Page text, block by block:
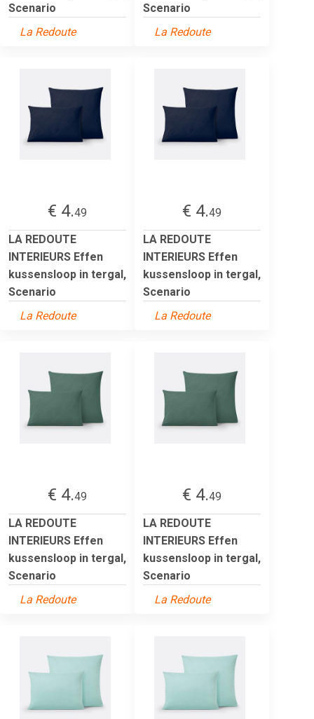
Scenario
La Redoute
Scenario
La Redoute
€ 4.49
LA REDOUTE
INTERIEURS Effen
kussensloop in tergal,
Scenario
La Redoute
€ 4.49
LA REDOUTE
INTERIEURS Effen
kussensloop in tergal,
Scenario
La Redoute
€ 4.49
LA REDOUTE
INTERIEURS Effen
kussensloop in tergal,
Scenario
La Redoute
€ 4.49
LA REDOUTE
INTERIEURS Effen
kussensloop in tergal,
Scenario
La Redoute